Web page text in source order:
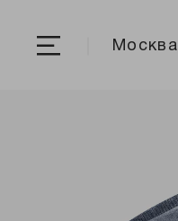
Москва